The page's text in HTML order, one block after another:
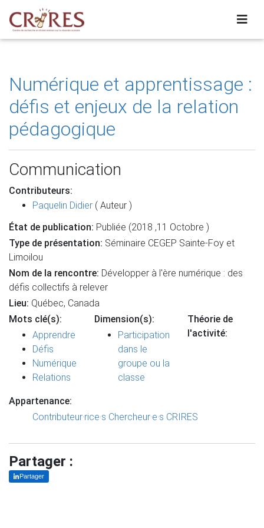
Numérique et apprentissage :
défis et enjeux de la relation
pédagogique
Communication
Contributeurs:
Paquelin Didier ( Auteur )
État de publication: Publiée (2018 ,11 Octobre )
Type de présentation: Séminaire CEGEP Sainte-Foy et
Limoilou
Nom de la rencontre: Développer à l'ère numérique : des
défis collectifs à relever
Lieu: Québec, Canada
Mots clé(s):
Apprendre
Défis
Numérique
Relations
Dimension(s):
Participation
dans le
groupe ou la
classe
Théorie de
l'activité:
Appartenance:
Contributeur·rice·s Chercheur·e·s CRIRES
Partager :
Partager